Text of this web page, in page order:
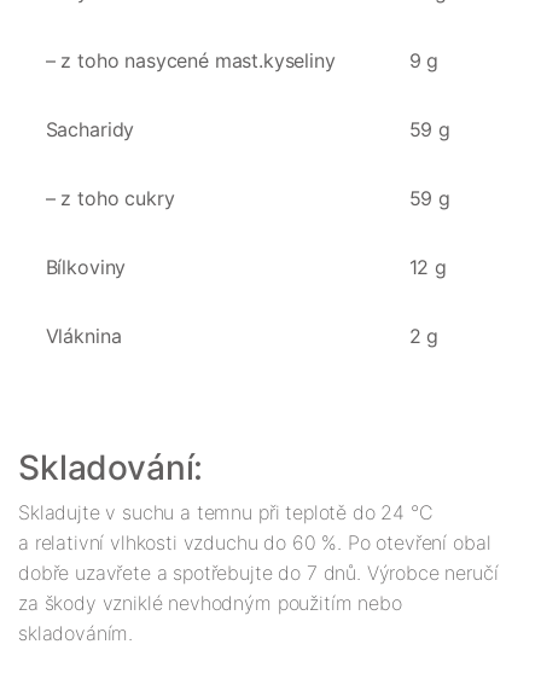
– z toho nasycené mast.kyseliny 9 g
Sacharidy 59 g
– z toho cukry 59 g
Bílkoviny 12 g
Vláknina 2 g
Skladování:
Skladujte v suchu a temnu při teplotě do 24 °C
a relativní vlhkosti vzduchu do 60 %. Po otevření obal
dobře uzavřete a spotřebujte do 7 dnů. Výrobce neručí
za škody vzniklé nevhodným použitím nebo
skladováním.